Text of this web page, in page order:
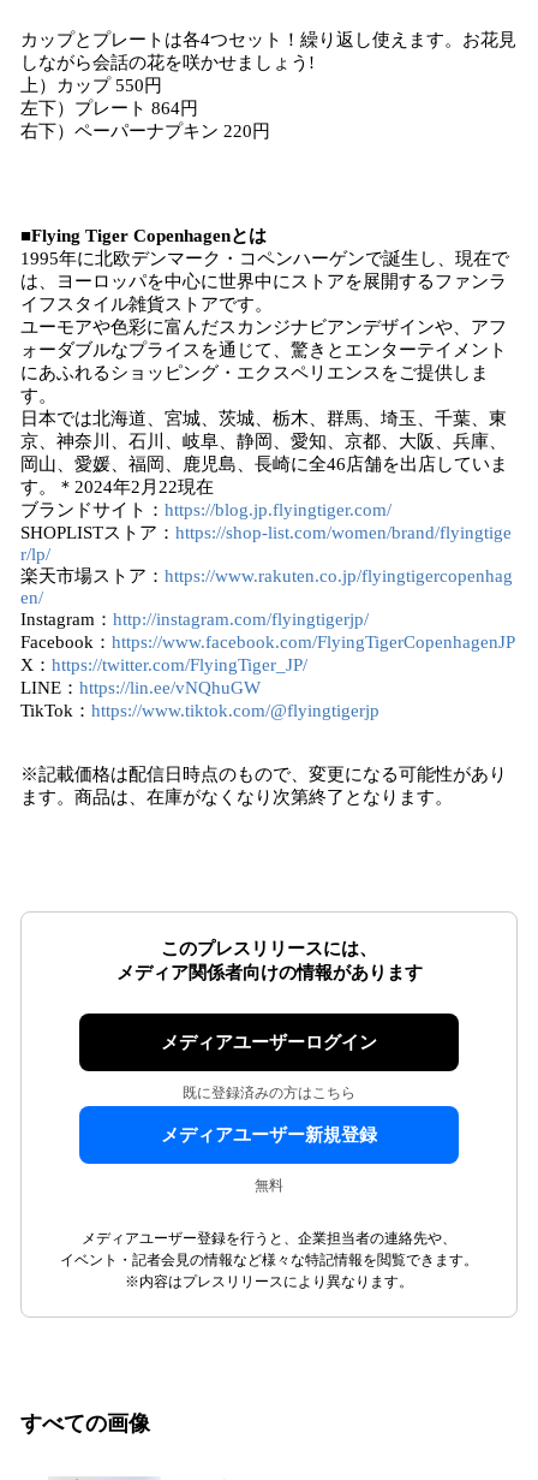
カップとプレートは各4つセット！繰り返し使えます。お花見
しながら会話の花を咲かせましょう!
上）カップ 550円
左下）プレート 864円
右下）ペーパーナプキン 220円
■Flying Tiger Copenhagenとは
1995年に北欧デンマーク・コペンハーゲンで誕生し、現在で
は、ヨーロッパを中心に世界中にストアを展開するファンラ
イフスタイル雑貨ストアです。
ユーモアや色彩に富んだスカンジナビアンデザインや、アフ
ォーダブルなプライスを通じて、驚きとエンターテイメント
にあふれるショッピング・エクスペリエンスをご提供しま
す。
日本では北海道、宮城、茨城、栃木、群馬、埼玉、千葉、東
京、神奈川、石川、岐阜、静岡、愛知、京都、大阪、兵庫、
岡山、愛媛、福岡、鹿児島、長崎に全46店舗を出店していま
す。＊2024年2月22現在
ブランドサイト： https://blog.jp.flyingtiger.com/
SHOPLISTストア： https://shop-list.com/women/brand/flyingtige
r/lp/
楽天市場ストア： https://www.rakuten.co.jp/flyingtigercopenhag
en/
Instagram： http://instagram.com/flyingtigerjp/
Facebook： https://www.facebook.com/FlyingTigerCopenhagenJP
X： https://twitter.com/FlyingTiger_JP/
LINE： https://lin.ee/vNQhuGW
TikTok： https://www.tiktok.com/@flyingtigerjp
※記載価格は配信日時点のもので、変更になる可能性があり
ます。商品は、在庫がなくなり次第終了となります。
このプレスリリースには、
メディア関係者向けの情報があります
メディアユーザーログイン
既に登録済みの方はこちら
メディアユーザー新規登録
無料
メディアユーザー登録を行うと、企業担当者の連絡先や、
イベント・記者会見の情報など様々な特記情報を閲覧できます。
※内容はプレスリリースにより異なります。
すべての画像